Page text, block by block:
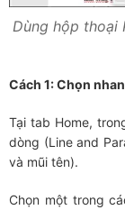
Dùng hộp thoại
Cách 1: Chọn
Tại tab Home,
dòng (Line and
và mũi tên).
Chọn một trong